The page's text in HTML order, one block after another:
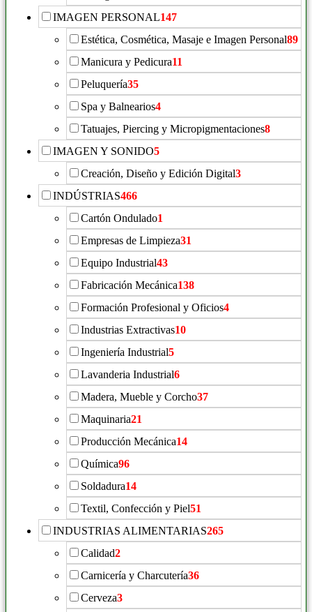
IMAGEN PERSONAL147
Estética, Cosmética, Masaje e Imagen Personal89
Manicura y Pedicura11
Peluquería35
Spa y Balnearios4
Tatuajes, Piercing y Micropigmentaciones8
IMAGEN Y SONIDO5
Creación, Diseño y Edición Digital3
INDÚSTRIAS466
Cartón Ondulado1
Empresas de Limpieza31
Equipo Industrial43
Fabricación Mecánica138
Formación Profesional y Oficios4
Industrias Extractivas10
Ingeniería Industrial5
Lavanderia Industrial6
Madera, Mueble y Corcho37
Maquinaria21
Producción Mecánica14
Química96
Soldadura14
Textil, Confección y Piel51
INDUSTRIAS ALIMENTARIAS265
Calidad2
Carnicería y Charcutería36
Cerveza3